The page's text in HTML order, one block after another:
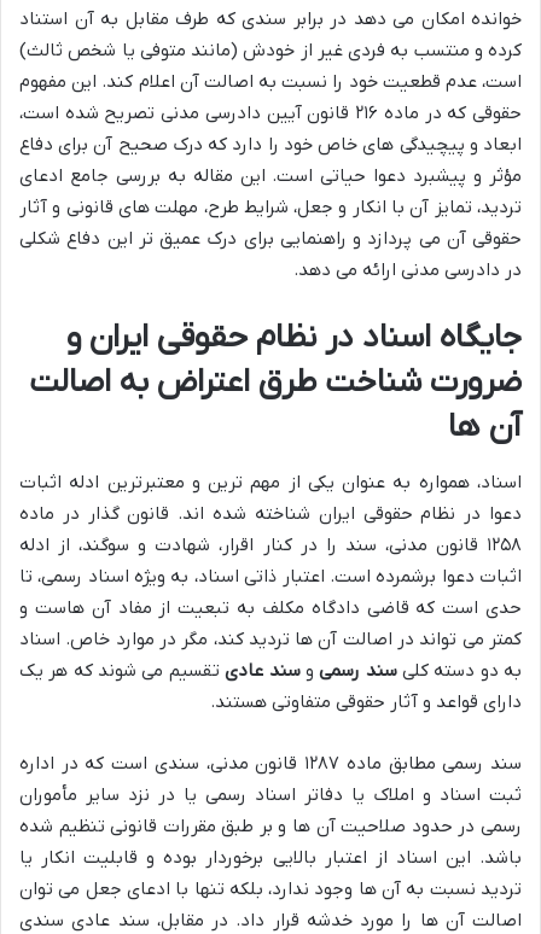
خوانده امکان می دهد در برابر سندی که طرف مقابل به آن استناد
کرده و منتسب به فردی غیر از خودش (مانند متوفی یا شخص ثالث)
است، عدم قطعیت خود را نسبت به اصالت آن اعلام کند. این مفهوم
حقوقی که در ماده ۲۱۶ قانون آیین دادرسی مدنی تصریح شده است،
ابعاد و پیچیدگی های خاص خود را دارد که درک صحیح آن برای دفاع
مؤثر و پیشبرد دعوا حیاتی است. این مقاله به بررسی جامع ادعای
تردید، تمایز آن با انکار و جعل، شرایط طرح، مهلت های قانونی و آثار
حقوقی آن می پردازد و راهنمایی برای درک عمیق تر این دفاع شکلی
در دادرسی مدنی ارائه می دهد.
جایگاه اسناد در نظام حقوقی ایران و
ضرورت شناخت طرق اعتراض به اصالت
آن ها
اسناد، همواره به عنوان یکی از مهم ترین و معتبرترین ادله اثبات
دعوا در نظام حقوقی ایران شناخته شده اند. قانون گذار در ماده
۱۲۵۸ قانون مدنی، سند را در کنار اقرار، شهادت و سوگند، از ادله
اثبات دعوا برشمرده است. اعتبار ذاتی اسناد، به ویژه اسناد رسمی، تا
حدی است که قاضی دادگاه مکلف به تبعیت از مفاد آن هاست و
کمتر می تواند در اصالت آن ها تردید کند، مگر در موارد خاص. اسناد
به دو دسته کلیسند رسمیوسند عادیتقسیم می شوند که هر یک
دارای قواعد و آثار حقوقی متفاوتی هستند.
سند رسمی مطابق ماده ۱۲۸۷ قانون مدنی، سندی است که در اداره
ثبت اسناد و املاک یا دفاتر اسناد رسمی یا در نزد سایر مأموران
رسمی در حدود صلاحیت آن ها و بر طبق مقررات قانونی تنظیم شده
باشد. این اسناد از اعتبار بالایی برخوردار بوده و قابلیت انکار یا
تردید نسبت به آن ها وجود ندارد، بلکه تنها با ادعای جعل می توان
اصالت آن ها را مورد خدشه قرار داد. در مقابل، سند عادی سندی